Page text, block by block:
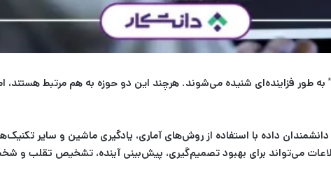
طور فزاینده‌ای شنیده می‌شوند. هرچند این دو حوزه به هم مرتبط هستند،
داده با استفاده از روش‌های آماری، یادگیری ماشین و سایر
می‌تواند برای بهبود تصمیم‌گیری، پیش‌بینی آینده، تشخیص تقلب و